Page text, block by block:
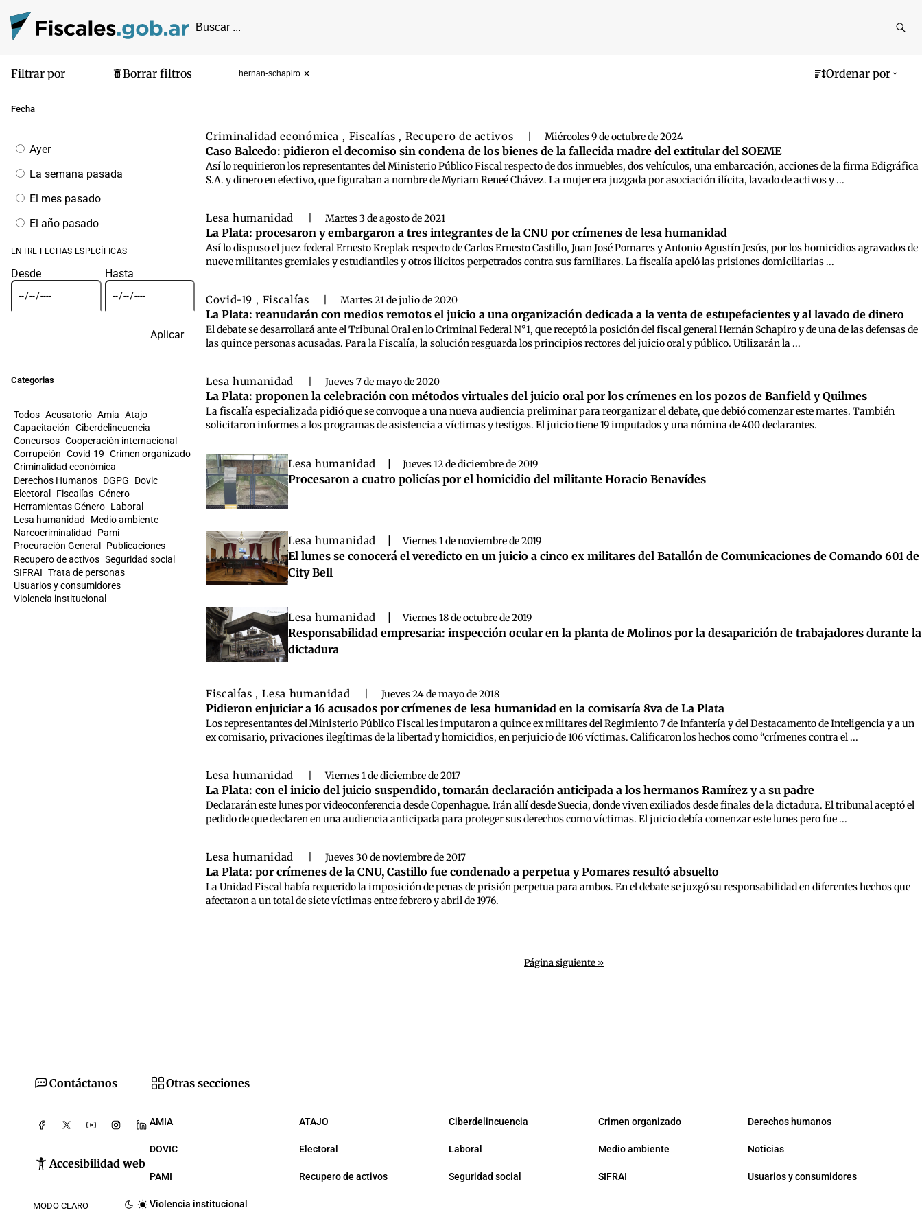
Filtrar por Borrar filtros hernan-schapiro Ordenar por
Fecha
Filtrar
por
fecha
Ayer
La semana pasada
El mes pasado
El año pasado
ENTRE FECHAS ESPECÍFICAS
Desde Hasta
Aplicar
Categorias
Todos Acusatorio Amia Atajo
Capacitación Ciberdelincuencia
Concursos Cooperación internacional
Corrupción Covid-19 Crimen organizado
Criminalidad económica
Derechos Humanos DGPG
Dovic
Electoral
Fiscalías Género
Herramientas Género Laboral
Lesa humanidad
Medio ambiente
Narcocriminalidad
Pami
Procuración General
Publicaciones
Recupero de activos Seguridad social
SIFRAI Trata de personas
Usuarios y consumidores
Violencia institucional
Criminalidad económica , Fiscalías , Recupero de activos Miércoles 9 de octubre de 2024
Caso Balcedo: pidieron el decomiso sin condena de los bienes de la fallecida madre del extitular del SOEME
Así lo requirieron los representantes del Ministerio Público Fiscal respecto de dos inmuebles, dos vehículos, una embarcación, acciones de la firma Edigráfica
S.A. y dinero en efectivo, que figuraban a nombre de Myriam Reneé Chávez. La mujer era juzgada por asociación ilícita, lavado de activos y ...
Lesa humanidad Martes 3 de agosto de 2021
La Plata: procesaron y embargaron a tres integrantes de la CNU por crímenes de lesa humanidad
Así lo dispuso el juez federal Ernesto Kreplak respecto de Carlos Ernesto Castillo, Juan José Pomares y Antonio Agustín Jesús, por los homicidios agravados de
nueve militantes gremiales y estudiantiles y otros ilícitos perpetrados contra sus familiares. La fiscalía apeló las prisiones domiciliarias ...
Covid-19 , Fiscalías Martes 21 de julio de 2020
La Plata: reanudarán con medios remotos el juicio a una organización dedicada a la venta de estupefacientes y al lavado de dinero
El debate se desarrollará ante el Tribunal Oral en lo Criminal Federal N°1, que receptó la posición del fiscal general Hernán Schapiro y de una de las defensas de
las quince personas acusadas. Para la Fiscalía, la solución resguarda los principios rectores del juicio oral y público. Utilizarán la ...
Lesa humanidad Jueves 7 de mayo de 2020
La Plata: proponen la celebración con métodos virtuales del juicio oral por los crímenes en los pozos de Banfield y Quilmes
La fiscalía especializada pidió que se convoque a una nueva audiencia preliminar para reorganizar el debate, que debió comenzar este martes. También
solicitaron informes a los programas de asistencia a víctimas y testigos. El juicio tiene 19 imputados y una nómina de 400 declarantes.
Lesa humanidad Jueves 12 de diciembre de 2019
Procesaron a cuatro policías por el homicidio del militante Horacio Benavídes
Lesa humanidad Viernes 1 de noviembre de 2019
El lunes se conocerá el veredicto en un juicio a cinco ex militares del Batallón de Comunicaciones de Comando 601 de
City Bell
Lesa humanidad Viernes 18 de octubre de 2019
Responsabilidad empresaria: inspección ocular en la planta de Molinos por la desaparición de trabajadores durante la
dictadura
Fiscalías , Lesa humanidad Jueves 24 de mayo de 2018
Pidieron enjuiciar a 16 acusados por crímenes de lesa humanidad en la comisaría 8va de La Plata
Los representantes del Ministerio Público Fiscal les imputaron a quince ex militares del Regimiento 7 de Infantería y del Destacamento de Inteligencia y a un
ex comisario, privaciones ilegítimas de la libertad y homicidios, en perjuicio de 106 víctimas. Calificaron los hechos como “crímenes contra el ...
Lesa humanidad Viernes 1 de diciembre de 2017
La Plata: con el inicio del juicio suspendido, tomarán declaración anticipada a los hermanos Ramírez y a su padre
Declararán este lunes por videoconferencia desde Copenhague. Irán allí desde Suecia, donde viven exiliados desde finales de la dictadura. El tribunal aceptó el
pedido de que declaren en una audiencia anticipada para proteger sus derechos como víctimas. El juicio debía comenzar este lunes pero fue ...
Lesa humanidad Jueves 30 de noviembre de 2017
La Plata: por crímenes de la CNU, Castillo fue condenado a perpetua y Pomares resultó absuelto
La Unidad Fiscal había requerido la imposición de penas de prisión perpetua para ambos. En el debate se juzgó su responsabilidad en diferentes hechos que
afectaron a un total de siete víctimas entre febrero y abril de 1976.
Página siguiente »
Contáctanos
Accesibilidad web
MODO CLARO
Otras secciones
AMIA ATAJO Ciberdelincuencia Crimen organizado Derechos humanos
DOVIC Electoral Laboral Medio ambiente Noticias
PAMI Recupero de activos Seguridad social SIFRAI Usuarios y consumidores
Violencia institucional